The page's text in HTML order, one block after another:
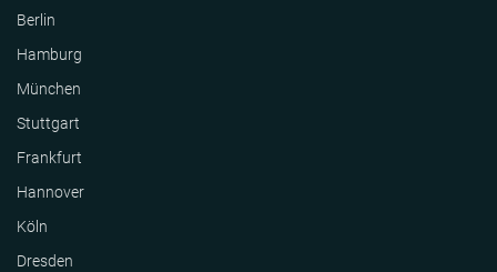
Berlin
Hamburg
München
Stuttgart
Frankfurt
Hannover
Köln
Dresden